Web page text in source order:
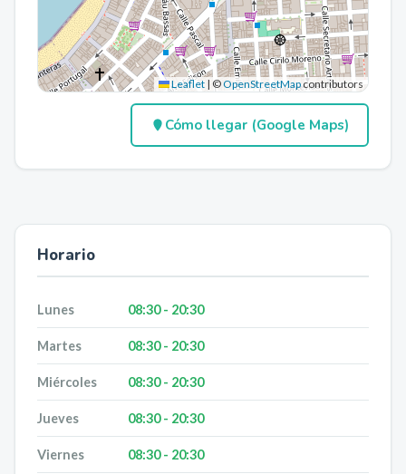
Leaflet | ©OpenStreetMapcontributors
Cómo llegar (Google Maps)
Horario
Lunes 08:30 - 20:30
Martes 08:30 - 20:30
Miércoles 08:30 - 20:30
Jueves 08:30 - 20:30
Viernes 08:30 - 20:30